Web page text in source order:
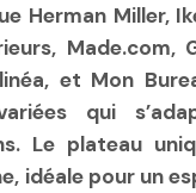
Herman Miller,
Made.com,
et Mon
qui
Le plateau
idéale pour un